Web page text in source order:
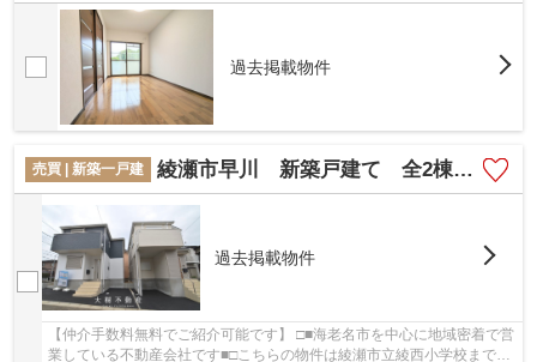
過去掲載物件
売買 | 新築一戸建 綾瀬市早川 新築戸建て 全2棟【仲介手数料無料】
過去掲載物件
【仲介手数料無料でご紹介可能です】 □■海老名市を中心に地域密着で営
業している不動産会社です■□こちらの物件は綾瀬市立綾西小学校まで